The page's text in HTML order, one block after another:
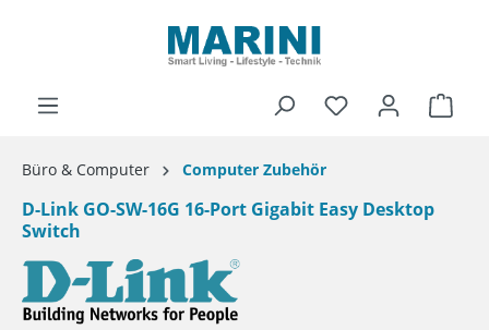
Büro & Computer Computer Zubehör
D-Link GO-SW-16G 16-Port Gigabit Easy Desktop
Switch